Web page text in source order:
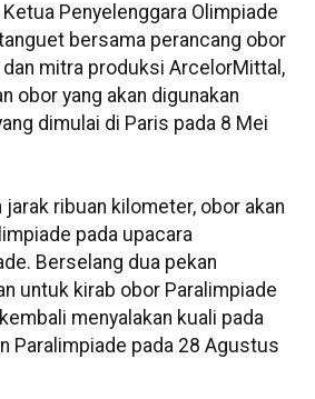
Penyelenggara Olimpiade
bersama perancang obor
dan mitra produksi ArcelorMittal,
obor yang akan digunakan
dimulai di Paris pada 8 Mei
ribuan kilometer, obor akan
pada upacara
Berselang dua pekan
untuk kirab obor Paralimpiade
menyalakan kuali pada
Paralimpiade pada 28 Agustus